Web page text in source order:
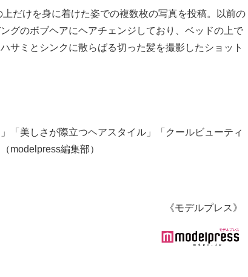
だけを身に着けた姿での複数枚の写真を投稿。以前の
グのボブヘアにヘアチェンジしており、ベッドの上で
サミとシンクに散らばる切った髪を撮影したショット
「美しさが際立つヘアスタイル」「クールビューティ
modelpress編集部）
《モデルプレス》